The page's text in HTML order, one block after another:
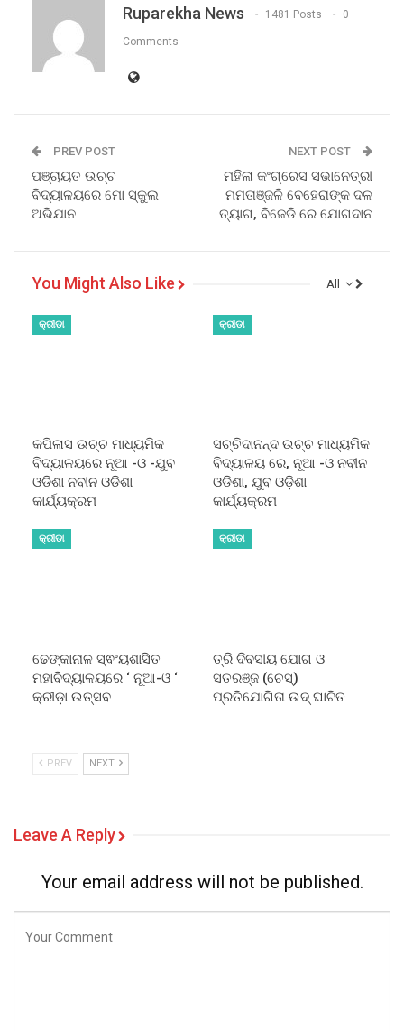
Ruparekha News 1481 Posts 0
Comments
PREV POST
ପଞ୍ଚାୟତ ଉଚ୍ଚ
ବିଦ୍ୟାଳୟରେ ମୋ ସ୍କୁଲ
ଅଭିଯାନ
NEXT POST
ମହିଳା କଂଗ୍ରେସ ସଭାନେତ୍ରୀ
ମମତାଞ୍ଜଳି ବେହେରାଙ୍କ ଦଳ
ତ୍ୟାଗ, ବିଜେଡି ରେ ଯୋଗଦାନ
All
You Might Also Like
କ୍ରୀଡା
କପିଳାସ ଉଚ୍ଚ ମାଧ୍ୟମିକ
ବିଦ୍ୟାଳୟରେ ନୂଆ -ଓ -ଯୁବ
ଓଡିଶା ନବୀନ ଓଡିଶା
କାର୍ଯ୍ୟକ୍ରମ
କ୍ରୀଡା
ସଚ୍ଚିଦାନନ୍ଦ ଉଚ୍ଚ ମାଧ୍ୟମିକ
ବିଦ୍ୟାଳୟ ରେ, ନୂଆ -ଓ ନବୀନ
ଓଡିଶା, ଯୁବ ଓଡ଼ିଶା
କାର୍ଯ୍ୟକ୍ରମ
କ୍ରୀଡା
ଢେଙ୍କାନାଳ ସ୍ଵଂୟଶାସିତ
ମହାବିଦ୍ୟାଳୟରେ ‘ ନୂଆ-ଓ ‘
କ୍ରୀଡ଼ା ଉତ୍ସବ
କ୍ରୀଡା
ତ୍ରି ଦିବସୀୟ ଯୋଗ ଓ
ସତରଞ୍ଜ (ଚେସ୍)
ପ୍ରତିଯୋଗିତା ଉଦ୍ ଘାଟିତ
PREV NEXT
Leave A Reply
Your email address will not be published.